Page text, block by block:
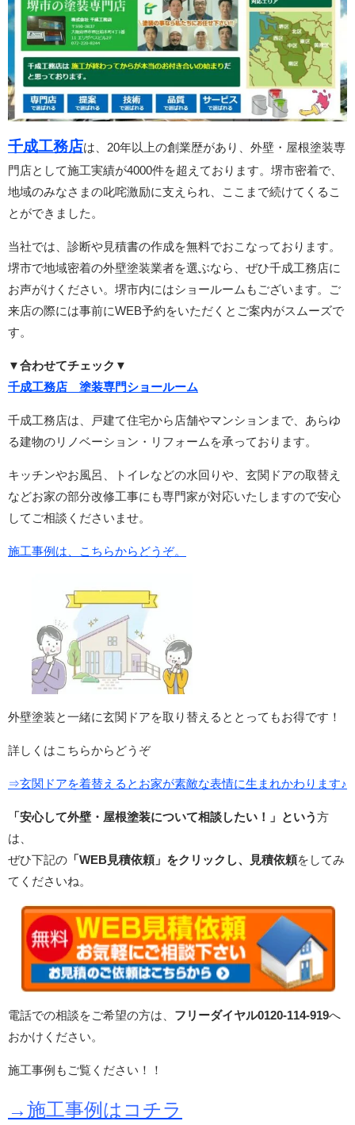
千成工務店は、20年以上の創業歴があり、外壁・屋根塗装専
門店として施工実績が4000件を超えております。堺市密着で、
地域のみなさまの叱咤激励に支えられ、ここまで続けてくるこ
とができました。
当社では、診断や見積書の作成を無料でおこなっております。
堺市で地域密着の外壁塗装業者を選ぶなら、ぜひ千成工務店に
お声がけください。堺市内にはショールームもございます。ご
来店の際には事前にWEB予約をいただくとご案内がスムーズで
す。
▼合わせてチェック▼
千成工務店 塗装専門ショールーム
千成工務店は、戸建て住宅から店舗やマンションまで、あらゆ
る建物のリノベーション・リフォームを承っております。
キッチンやお風呂、トイレなどの水回りや、玄関ドアの取替え
などお家の部分改修工事にも専門家が対応いたしますので安心
してご相談くださいませ。
施工事例は、こちらからどうぞ。
外壁塗装と一緒に玄関ドアを取り替えるととってもお得です！
詳しくはこちらからどうぞ
⇒玄関ドアを着替えるとお家が素敵な表情に生まれかわります♪
「安心して外壁・屋根塗装について相談したい！」という方
は、
ぜひ下記の 「WEB見積依頼」をクリックし、見積依頼をしてみ
てくださいね。
電話での相談をご希望の方は、 フリーダイヤル0120-114-919へ
おかけください。
施工事例もご覧ください！！
→施工事例はコチラ